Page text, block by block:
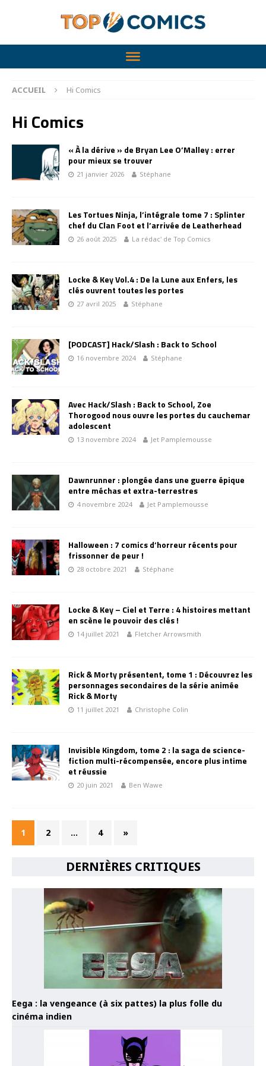
ACCUEIL Hi Comics
Hi Comics
« À la dérive » de Bryan Lee O’Malley : errer
pour mieux se trouver
21 janvier 2026 Stéphane
Les Tortues Ninja, l’intégrale tome 7 : Splinter
chef du Clan Foot et l’arrivée de Leatherhead
26 août 2025 La rédac' de Top Comics
Locke & Key Vol.4 : De la Lune aux Enfers, les
clés ouvrent toutes les portes
27 avril 2025 Stéphane
[PODCAST] Hack/Slash : Back to School
16 novembre 2024 Stéphane
Avec Hack/Slash : Back to School, Zoe
Thorogood nous ouvre les portes du cauchemar
adolescent
13 novembre 2024 Jet Pamplemousse
Dawnrunner : plongée dans une guerre épique
entre méchas et extra-terrestres
4 novembre 2024 Jet Pamplemousse
Halloween : 7 comics d’horreur récents pour
frissonner de peur !
28 octobre 2021 Stéphane
Locke & Key – Ciel et Terre : 4 histoires mettant
en scène le pouvoir des clés !
14 juillet 2021 Fletcher Arrowsmith
Rick & Morty présentent, tome 1 : Découvrez les
personnages secondaires de la série animée
Rick & Morty
11 juillet 2021 Christophe Colin
Invisible Kingdom, tome 2 : la saga de science-
fiction multi-récompensée, encore plus intime
et réussie
20 juin 2021 Ben Wawe
1 2 … 4 »
DERNIÈRES CRITIQUES
Eega : la vengeance (à six pattes) la plus folle du
cinéma indien